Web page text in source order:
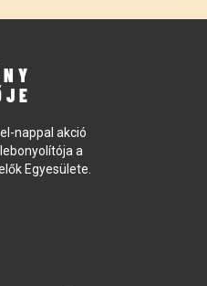
nappal akció
a
Egyesülete.